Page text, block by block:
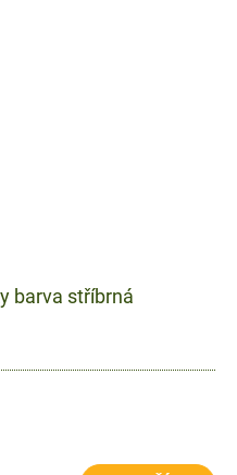
barva stříbrná